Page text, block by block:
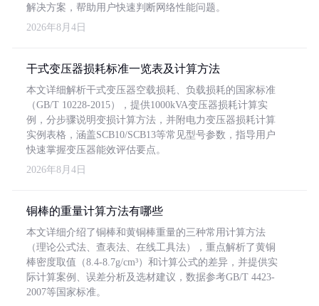
解决方案，帮助用户快速判断网络性能问题。
2026年8月4日
干式变压器损耗标准一览表及计算方法
本文详细解析干式变压器空载损耗、负载损耗的国家标准
（GB/T 10228-2015），提供1000kVA变压器损耗计算实
例，分步骤说明变损计算方法，并附电力变压器损耗计算
实例表格，涵盖SCB10/SCB13等常见型号参数，指导用户
快速掌握变压器能效评估要点。
2026年8月4日
铜棒的重量计算方法有哪些
本文详细介绍了铜棒和黄铜棒重量的三种常用计算方法
（理论公式法、查表法、在线工具法），重点解析了黄铜
棒密度取值（8.4-8.7g/cm³）和计算公式的差异，并提供实
际计算案例、误差分析及选材建议，数据参考GB/T 4423-
2007等国家标准。